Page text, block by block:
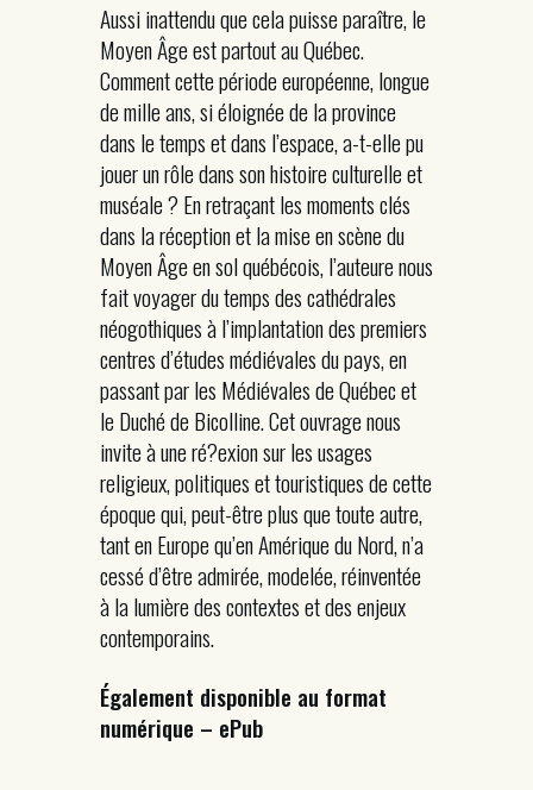
Aussi inattendu que cela puisse paraître, le
Moyen Âge est partout au Québec.
Comment cette période européenne, longue
de mille ans, si éloignée de la province
dans le temps et dans l’espace, a-t-elle pu
jouer un rôle dans son histoire culturelle et
muséale ? En retraçant les moments clés
dans la réception et la mise en scène du
Moyen Âge en sol québécois, l’auteure nous
fait voyager du temps des cathédrales
néogothiques à l’implantation des premiers
centres d’études médiévales du pays, en
passant par les Médiévales de Québec et
le Duché de Bicolline. Cet ouvrage nous
invite à une ré?exion sur les usages
religieux, politiques et touristiques de cette
époque qui, peut-être plus que toute autre,
tant en Europe qu’en Amérique du Nord, n’a
cessé d’être admirée, modelée, réinventée
à la lumière des contextes et des enjeux
contemporains.
Également disponible au format
numérique – ePub